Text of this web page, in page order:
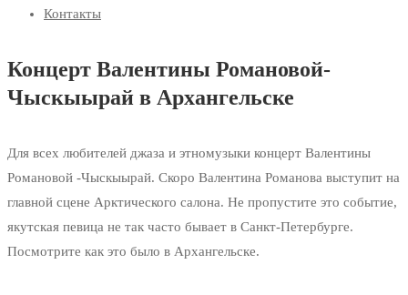
Контакты
Концерт Валентины Романовой-
Чыскыырай в Архангельске
Для всех любителей джаза и этномузыки концерт Валентины
Романовой -Чыскыырай. Скоро Валентина Романова выступит на
главной сцене Арктического салона. Не пропустите это событие,
якутская певица не так часто бывает в Санкт-Петербурге.
Посмотрите как это было в Архангельске.